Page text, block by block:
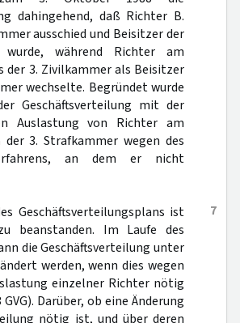
dahingehend, daß Richter B.
ausschied und Beisitzer der
während Richter am
der 3. Zivilkammer als Beisitzer
wechselte. Begründet wurde
Geschäftsverteilung mit der
Auslastung von Richter am
3. Strafkammer wegen des
an dem er nicht
7
Geschäftsverteilungsplans ist
beanstanden. Im Laufe des
die Geschäftsverteilung unter
werden, wenn dies wegen
einzelner Richter nötig
GVG). Darüber, ob eine Änderung
nötig ist, und über deren